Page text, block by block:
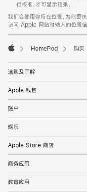
行校准，才可显示结果。
我们会使用你所在位置，为你更
访问 Apple 网站时输入的位置信
HomePod 购买
选购及了解
Apple 钱包
账户
娱乐
Apple Store 商店
商务应用
教育应用